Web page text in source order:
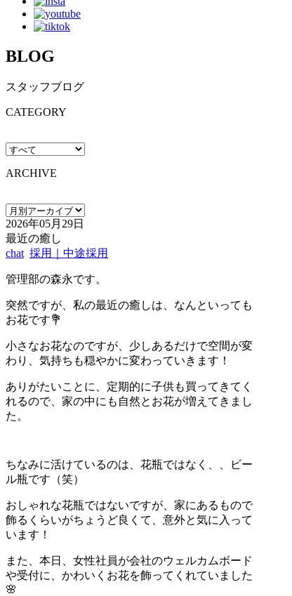
BLOG
スタッフブログ
CATEGORY
ARCHIVE
2026年05月29日
最近の癒し
chat 採用｜中途採用
管理部の森永です。
突然ですが、私の最近の癒しは、なんといっても
お花です💐
小さなお花なのですが、少しあるだけで空間が変
わり、気持ちも穏やかに変わっていきます！
ありがたいことに、定期的に子供も買ってきてく
れるので、家の中にも自然とお花が増えてきまし
た。
ちなみに活けているのは、花瓶ではなく、、ビー
ル瓶です（笑）
おしゃれな花瓶ではないですが、家にあるもので
飾るくらいがちょうど良くて、意外と気に入って
います！
また、本日、女性社員が会社のウェルカムボード
や受付に、かわいくお花を飾ってくれていました
🌸